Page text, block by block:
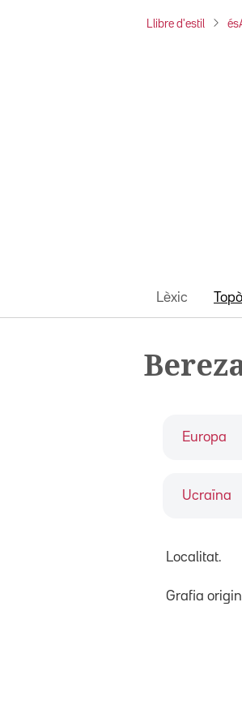
Llibre d'estil
Lèxic
Europa
Ucraïna
Localitat.
Grafia